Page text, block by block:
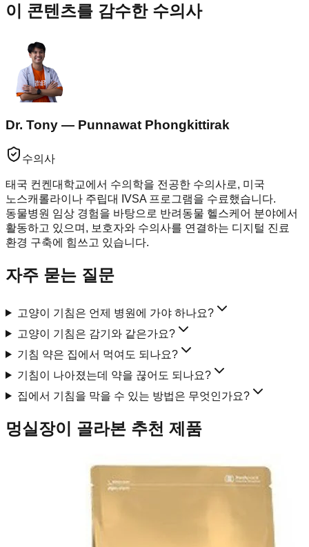
이 콘텐츠를 감수한 수의사
Dr. Tony — Punnawat Phongkittirak
수의사
태국 컨켄대학교에서 수의학을 전공한 수의사로, 미국
노스캐롤라이나 주립대 IVSA 프로그램을 수료했습니다.
동물병원 임상 경험을 바탕으로 반려동물 헬스케어 분야에서
활동하고 있으며, 보호자와 수의사를 연결하는 디지털 진료
환경 구축에 힘쓰고 있습니다.
자주 묻는 질문
고양이 기침은 언제 병원에 가야 하나요?
고양이 기침은 감기와 같은가요?
기침 약은 집에서 먹여도 되나요?
기침이 나아졌는데 약을 끊어도 되나요?
집에서 기침을 막을 수 있는 방법은 무엇인가요?
멍실장이 골라본 추천 제품